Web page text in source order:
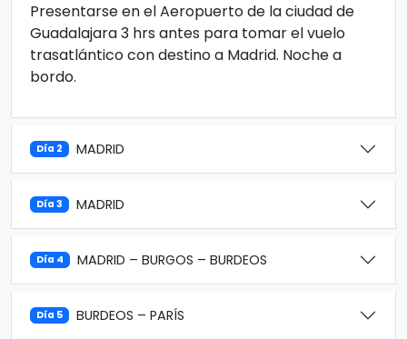
Presentarse en el Aeropuerto de la ciudad de
Guadalajara 3 hrs antes para tomar el vuelo
trasatlántico con destino a Madrid. Noche a
bordo.
Día 2 MADRID
Día 3 MADRID
Día 4 MADRID – BURGOS – BURDEOS
Día 5 BURDEOS – PARÍS